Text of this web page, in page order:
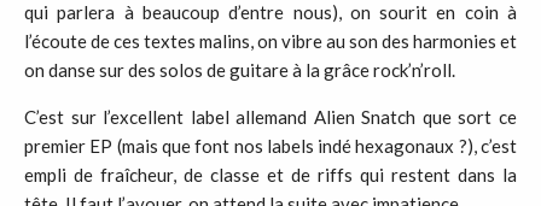
qui parlera à beaucoup d’entre nous), on sourit en coin à
l’écoute de ces textes malins, on vibre au son des harmonies et
on danse sur des solos de guitare à la grâce rock’n’roll.
C’est sur l’excellent label allemand Alien Snatch que sort ce
premier EP (mais que font nos labels indé hexagonaux ?), c’est
empli de fraîcheur, de classe et de riffs qui restent dans la